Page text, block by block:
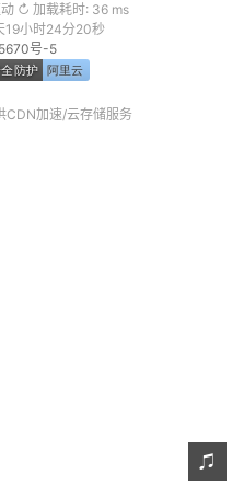
↻ 加载耗时: 36 ms
19小时24分20秒
号-5
CDN加速/云存储服务